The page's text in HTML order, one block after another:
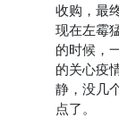
收购，最
现在左霉
的时候，
的关心疫
静，没几
点了。